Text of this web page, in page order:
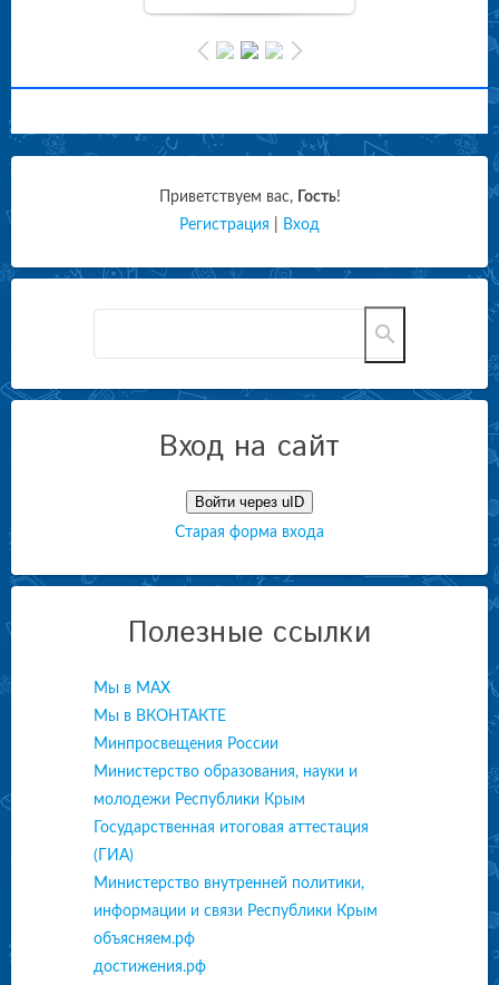
Приветствуем вас, Гость!
Регистрация
Вход
Вход на сайт
Войти через uID
Старая форма входа
Полезные ссылки
Мы в МАХ
Мы в ВКОНТАКТЕ
Минпросвещения России
Министерство образования, науки и
молодежи Республики Крым
Государственная итоговая аттестация
(ГИА)
Министерство внутренней политики,
информации и связи Республики Крым
объясняем.рф
достижения.рф